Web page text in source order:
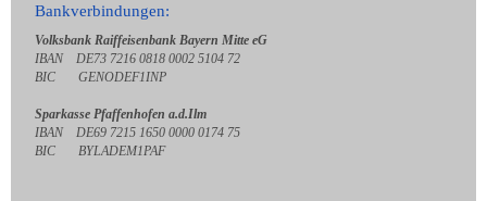
Bankverbindungen:
Volksbank Raiffeisenbank Bayern Mitte eG
IBAN DE73 7216 0818 0002 5104 72
BIC GENODEF1INP
Sparkasse Pfaffenhofen a.d.Ilm
IBAN DE69 7215 1650 0000 0174 75
BIC BYLADEM1PAF